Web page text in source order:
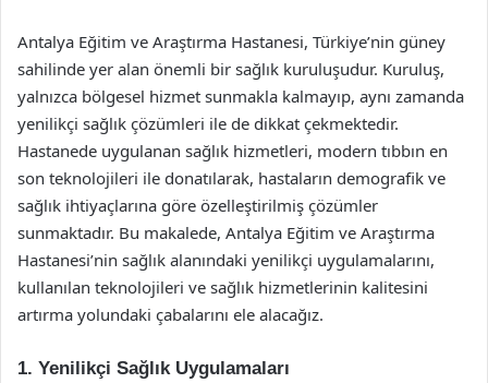
Antalya Eğitim ve Araştırma Hastanesi, Türkiye’nin güney
sahilinde yer alan önemli bir sağlık kuruluşudur. Kuruluş,
yalnızca bölgesel hizmet sunmakla kalmayıp, aynı zamanda
yenilikçi sağlık çözümleri ile de dikkat çekmektedir.
Hastanede uygulanan sağlık hizmetleri, modern tıbbın en
son teknolojileri ile donatılarak, hastaların demografik ve
sağlık ihtiyaçlarına göre özelleştirilmiş çözümler
sunmaktadır. Bu makalede, Antalya Eğitim ve Araştırma
Hastanesi’nin sağlık alanındaki yenilikçi uygulamalarını,
kullanılan teknolojileri ve sağlık hizmetlerinin kalitesini
artırma yolundaki çabalarını ele alacağız.
1. Yenilikçi Sağlık Uygulamaları